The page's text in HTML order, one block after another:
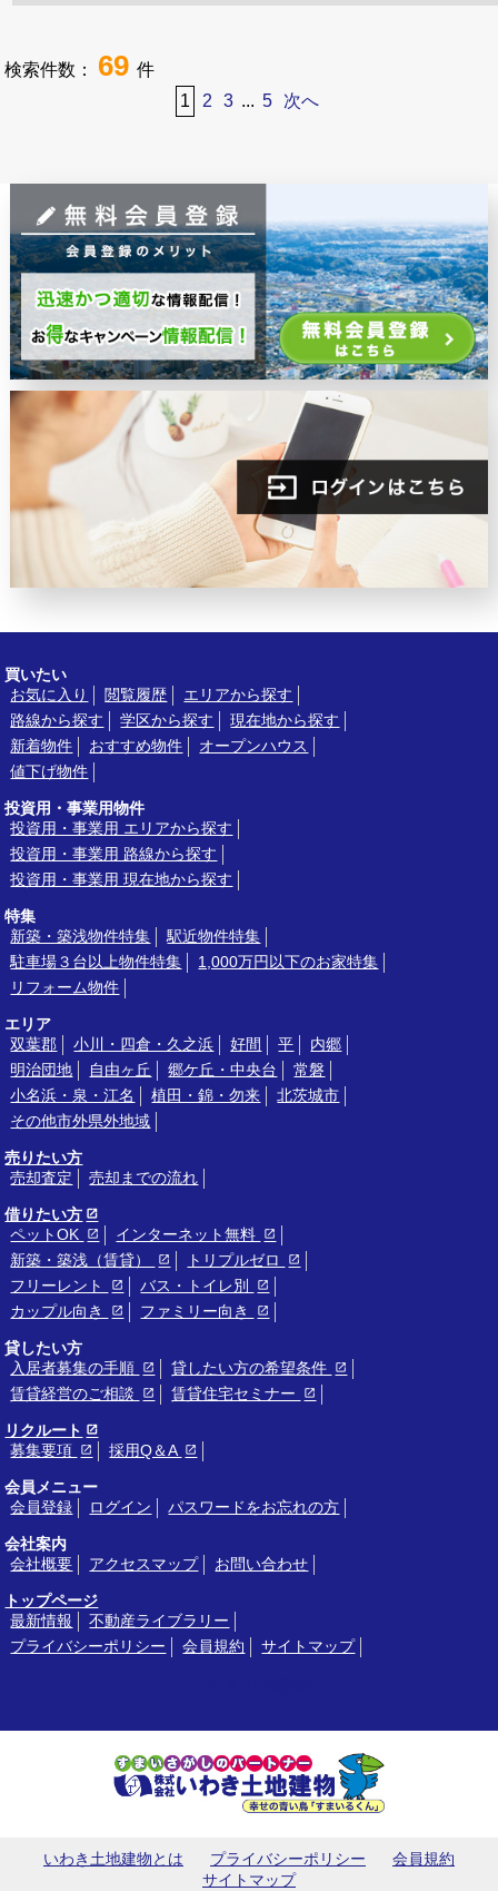
検索件数： 69件
1
2 3 ... 5 次へ
買いたい
お気に入り
閲覧履歴
エリアから探す
路線から探す
学区から探す
現在地から探す
新着物件
おすすめ物件
オープンハウス
値下げ物件
投資用・事業用物件
投資用・事業用 エリアから探す
投資用・事業用 路線から探す
投資用・事業用 現在地から探す
特集
新築・築浅物件特集
駅近物件特集
駐車場３台以上物件特集
1,000万円以下のお家特集
リフォーム物件
エリア
双葉郡
小川・四倉・久之浜 好間 平
内郷
明治団地
自由ヶ丘 郷ケ丘・中央台
常磐
小名浜・泉・江名
植田・錦・勿来
北茨城市
その他市外県外地域
売りたい方
売却査定
売却までの流れ
借りたい方
ペットOK
インターネット無料
新築・築浅（賃貸）
トリプルゼロ
フリーレント
バス・トイレ別
カップル向き
ファミリー向き
貸したい方
入居者募集の手順
貸したい方の希望条件
賃貸経営のご相談
賃貸住宅セミナー
リクルート
募集要項
採用Q＆A
会員メニュー
会員登録
ログイン パスワードをお忘れの方
会社案内
会社概要
アクセスマップ お問い合わせ
トップページ
最新情報
不動産ライブラリー
プライバシーポリシー
会員規約 サイトマップ
いわき土地建物とは プライバシーポリシー
会員規約
サイトマップ